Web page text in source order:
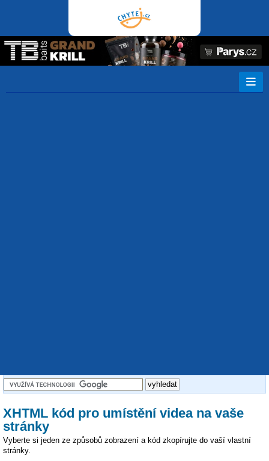
XHTML kód pro umístění videa na vaše
stránky
Vyberte si jeden ze způsobů zobrazení a kód zkopírujte do vaší vlastní
stránky.